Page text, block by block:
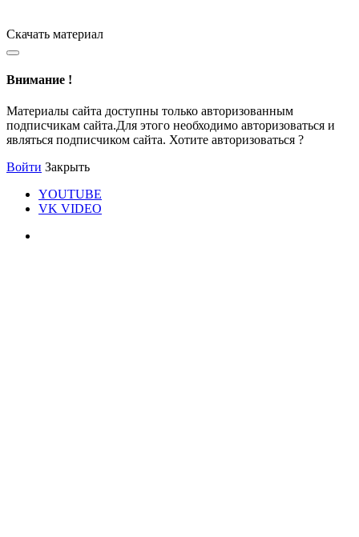
Скачать материал
Внимание !
Материалы сайта доступны только авторизованным
подписчикам сайта.Для этого необходимо авторизоваться и
являться подписчиком сайта. Хотите авторизоваться ?
Войти Закрыть
YOUTUBE
VK VIDEO